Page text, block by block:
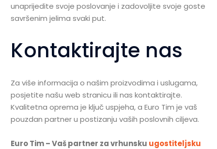
unaprijedite svoje poslovanje i zadovoljite svoje goste
savršenim jelima svaki put.
Kontaktirajte nas
Za više informacija o našim proizvodima i uslugama,
posjetite našu web stranicu ili nas kontaktirajte.
Kvalitetna oprema je ključ uspjeha, a Euro Tim je vaš
pouzdan partner u postizanju vaših poslovnih ciljeva.
Euro Tim – Vaš partner za vrhunsku ugostiteljsku